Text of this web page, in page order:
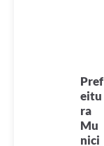
Pref
eitu
ra
Mu
nici